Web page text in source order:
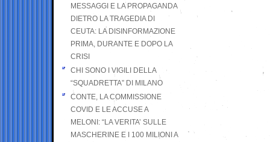
MESSAGGI E LA PROPAGANDA
DIETRO LA TRAGEDIA DI
CEUTA: LA DISINFORMAZIONE
PRIMA, DURANTE E DOPO LA
CRISI
CHI SONO I VIGILI DELLA
“SQUADRETTA” DI MILANO
CONTE, LA COMMISSIONE
COVID E LE ACCUSE A
MELONI: “LA VERITA’ SULLE
MASCHERINE E I 100 MILIONI A